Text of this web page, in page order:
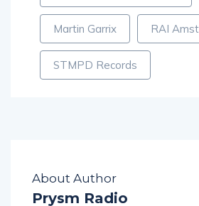
Amsterdam Dance Event
Martin Garrix RAI
STMPD Records
About Author